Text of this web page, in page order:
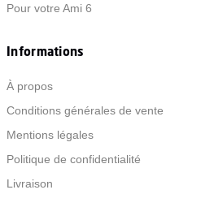
Pour votre Ami 6
Informations
À propos
Conditions générales de vente
Mentions légales
Politique de confidentialité
Livraison